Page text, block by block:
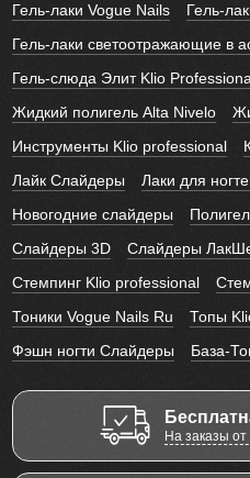
Гель-лаки Vogue Nails
Гель-
Гель-лаки светоотражающие в
Гель-слюда Элит Klio
Жидкий полигель Alta Nivelo
Инструменты Klio professional
Лайк Слайдеры
Лаки для
Новогодние слайдеры
Слайдеры 3D
Слайдеры
Стемпинг Klio professional
Тоники Vogue Nails Ru
Топы
Фэшн ногти Слайдеры
База-
На заказы